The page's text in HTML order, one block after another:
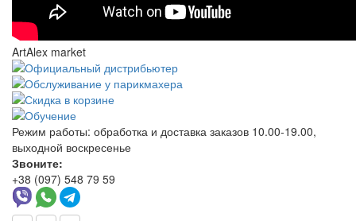
ArtAlex market
Режим работы: обработка и доставка заказов 10.00-19.00,
выходной воскресенье
Звоните:
+38 (097) 548 79 59